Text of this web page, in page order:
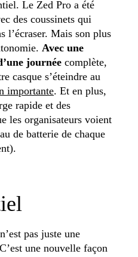
Le Zed Pro a été
des coussinets qui
l’écraser. Mais son plus
Avec une
journée complète,
casque s’éteindre au
importante. Et en plus,
rapide et des
les organisateurs voient
de batterie de chaque
pas juste une
une nouvelle façon